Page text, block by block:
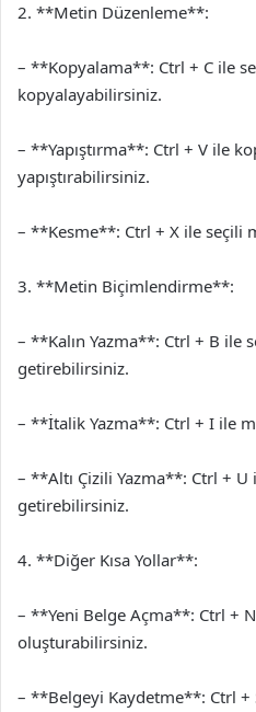
2. **Metin Düzenleme**:
– **Kopyalama**: Ctrl + C ile
kopyalayabilirsiniz.
– **Yapıştırma**: Ctrl + V ile
yapıştırabilirsiniz.
– **Kesme**: Ctrl + X ile seçili
3. **Metin Biçimlendirme**:
– **Kalın Yazma**: Ctrl + B ile
getirebilirsiniz.
– **İtalik Yazma**: Ctrl + I ile
– **Altı Çizili Yazma**: Ctrl +
getirebilirsiniz.
4. **Diğer Kısa Yollar**:
– **Yeni Belge Açma**: Ctrl +
oluşturabilirsiniz.
– **Belgeyi Kaydetme**: Ctrl +